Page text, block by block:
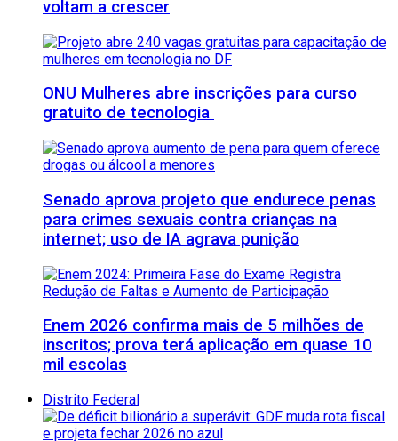
voltam a crescer
ONU Mulheres abre inscrições para curso
gratuito de tecnologia
Senado aprova projeto que endurece penas
para crimes sexuais contra crianças na
internet; uso de IA agrava punição
Enem 2026 confirma mais de 5 milhões de
inscritos; prova terá aplicação em quase 10
mil escolas
Distrito Federal